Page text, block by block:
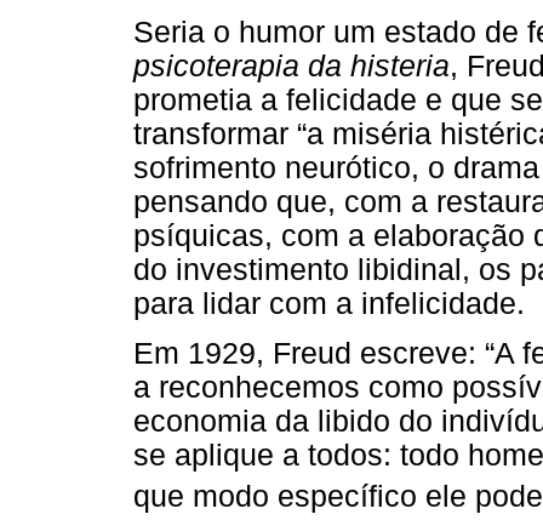
Seria o humor um estado de
psicoterapia da histeria,
prometia a felicidade e que
transformar “a miséria
sofrimento neurótico, o
pensando que, com a
psíquicas, com a elaboração
do investimento libidinal, os
para lidar com a infelicidade.
Em 1929, Freud escreve: “A
a reconhecemos como
economia da libido do
se aplique a todos: todo
que modo específico ele